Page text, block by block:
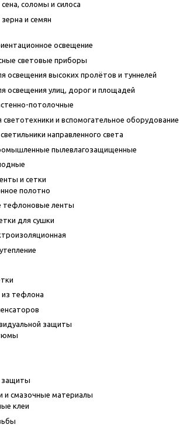
соломы и силоса
и семян
освещение
световые приборы
освещения высоких пролётов и туннелей
освещения улиц, дорог и площадей
потолочные
светотехники и вспомогательное оборудование
направленного света
пылевлагозащищенные
и сетки
полотно
тефлоновые ленты
для сушки
тефлона
защиты
защиты
и смазочные материалы
клеи